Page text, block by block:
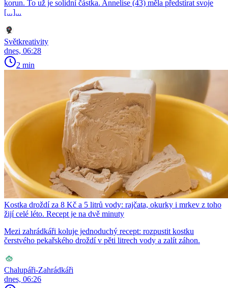
korun. To už je solidní částka. Annelise (43) měla předstírat svoje
[...]...
Světkreativity
dnes, 06:28
2 min
Kostka droždí za 8 Kč a 5 litrů vody: rajčata, okurky i mrkev z toho
žijí celé léto. Recept je na dvě minuty
Mezi zahrádkáři koluje jednoduchý recept: rozpustit kostku
čerstvého pekařského droždí v pěti litrech vody a zalít záhon.
Chalupáři-Zahrádkáři
dnes, 06:26